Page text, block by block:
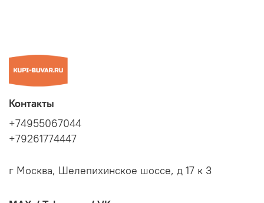
Контакты
+74955067044
+79261774447
г Москва, Шелепихинское шоссе, д 17 к 3